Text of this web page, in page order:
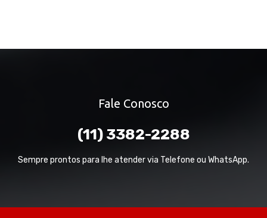
Fale Conosco
(11) 3382-2288
Sempre prontos para lhe atender via Telefone ou WhatsApp.